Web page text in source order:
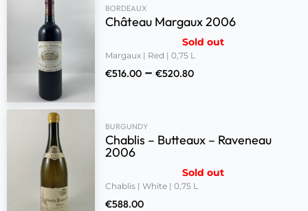
BORDEAUX
Château Margaux 2006
Sold out
Margaux | Red | 0,75 L
€516.00 – €520.80
BURGUNDY
Chablis – Butteaux – Raveneau
2006
Sold out
Chablis | White | 0,75 L
€588.00